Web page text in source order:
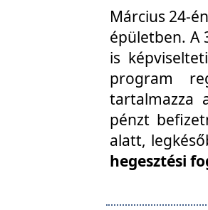
Március 24-
épületben. A
is
program
tartalmazza
pénzt
alatt,
hegesztési